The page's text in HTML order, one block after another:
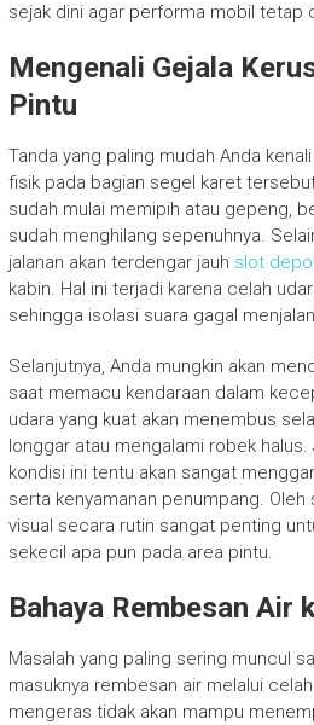
sejak dini agar performa mobil tetap
Mengenali Gejala
Pintu
Tanda yang paling mudah Anda
fisik pada bagian segel karet
sudah mulai memipih atau gepeng,
sudah menghilang sepenuhnya.
jalanan akan terdengar jauh slot
kabin. Hal ini terjadi karena celah
sehingga isolasi suara gagal
Selanjutnya, Anda mungkin akan
saat memacu kendaraan dalam
udara yang kuat akan menembus
longgar atau mengalami robek halus.
kondisi ini tentu akan sangat
serta kenyamanan penumpang.
visual secara rutin sangat penting
sekecil apa pun pada area pintu.
Bahaya Rembesan Air
Masalah yang paling sering muncul
masuknya rembesan air melalui
mengeras tidak akan mampu